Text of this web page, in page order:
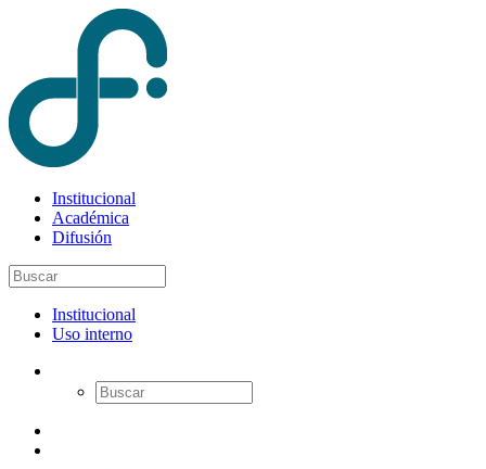
Institucional
Académica
Difusión
Institucional
Uso interno